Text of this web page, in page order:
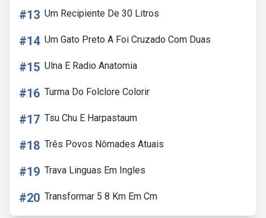
#13 Um Recipiente De 30 Litros
#14 Um Gato Preto A Foi Cruzado Com Duas
#15 Ulna E Radio Anatomia
#16 Turma Do Folclore Colorir
#17 Tsu Chu E Harpastaum
#18 Três Povos Nômades Atuais
#19 Trava Linguas Em Ingles
#20 Transformar 5 8 Km Em Cm